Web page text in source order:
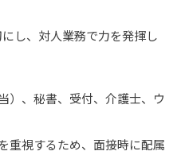
し、対人業務で力を発揮し
）、秘書、受付、介護士、ウ
重視するため、面接時に配属